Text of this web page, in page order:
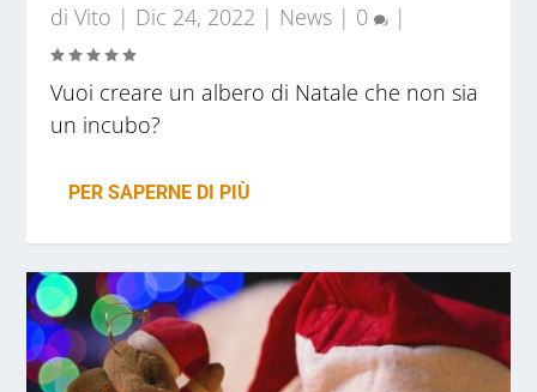
diVito | Dic 24, 2022 | News | 0 |
Vuoi creare un albero di Natale che non sia
un incubo?
PER SAPERNE DI PIÙ